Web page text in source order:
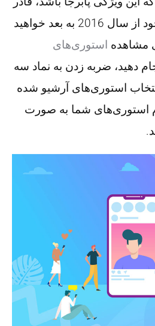
به دیدن استوری‌های خود از سال 2016 به بعد خواهید
مشاهده استوری‌های
دهید، ضربه زدن به نماد سه
استوری‌های آرشیو شده
استوری‌های شما به صورت